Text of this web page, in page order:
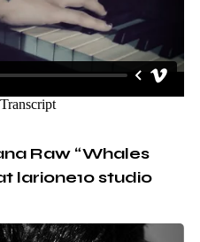
Raw “Whales
larione10 studio